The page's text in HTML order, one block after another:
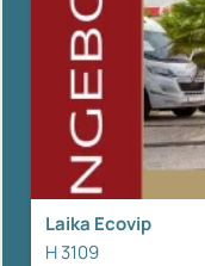
Laika Ecovip
H 3109